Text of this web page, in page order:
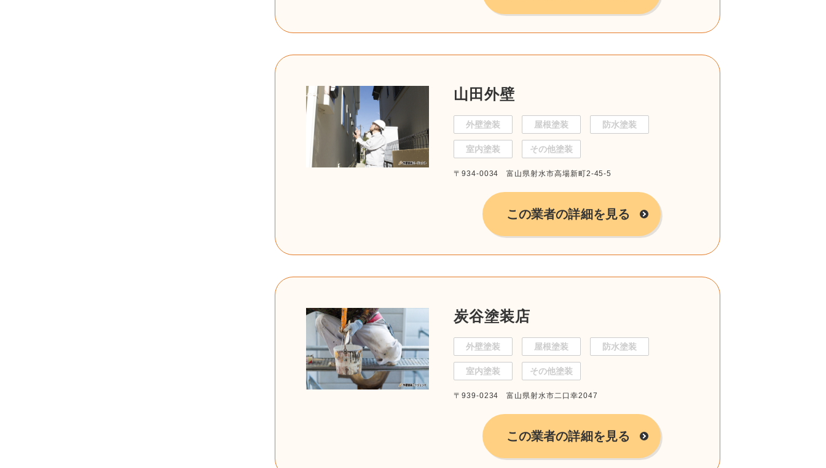
山田外壁
外壁塗装 屋根塗装 防水塗装
室内塗装 その他塗装
〒934-0034 富山県射水市高場新町2-45-5
この業者の詳細を見る
炭谷塗装店
外壁塗装 屋根塗装 防水塗装
室内塗装 その他塗装
〒939-0234 富山県射水市二口幸2047
この業者の詳細を見る